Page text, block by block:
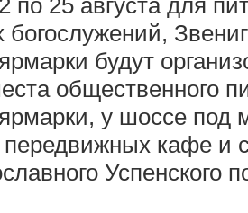
будут
общественного
у шоссе под
кафе и
Успенского